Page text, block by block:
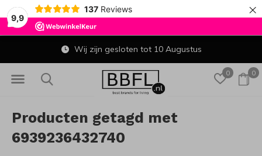
9,9
137 Reviews ×
0 0
Wij zijn gesloten tot 10 Augustus
Producten getagd met
6939236432740